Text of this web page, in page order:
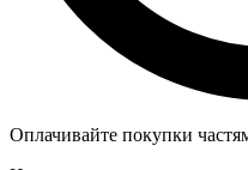
Оплачивайте покупки